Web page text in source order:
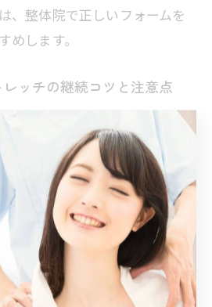
、整体院で正しいフォームを
めします。
ッチの継続コツと注意点
トレッチを「継続」すること
現場でも、短期間での劇的な
み重ねが重要とされていま
または週数回のペースで続け
の柔軟性向上につながりま
後など、リラックスしたタイ
慣化しやすく、効果も実感し